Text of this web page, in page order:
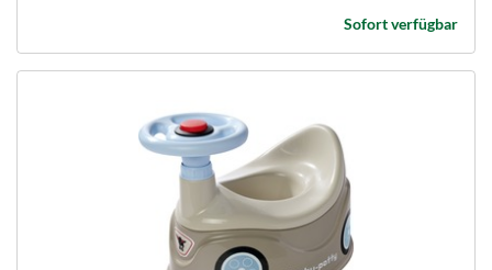
Sofort verfügbar